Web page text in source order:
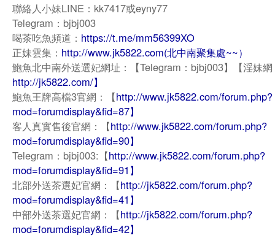
聯絡人小妹LINE：kk7417或eyny77
Telegram：bjbj003
喝茶吃魚頻道： https://t.me/mm56399XO
正妹雲集： http://www.jk5822.com(北中南聚集處~~）
鮑魚北中南外送選妃網址：【Telegram：bjbj003】【淫妹
http://jk5822.com/】
鮑魚王牌高檔3官網：【http://www.jk5822.com/forum.php?
mod=forumdisplay&fid=87】
客人真實售後官網：【http://www.jk5822.com/forum.php?
mod=forumdisplay&fid=90】
Telegram：bjbj003:【http://www.jk5822.com/forum.php?
mod=forumdisplay&fid=91】
北部外送茶選妃官網：【http://jk5822.com/forum.php?
mod=forumdisplay&fid=41】
中部外送茶選妃官網：【http://jk5822.com/forum.php?
mod=forumdisplay&fid=42】